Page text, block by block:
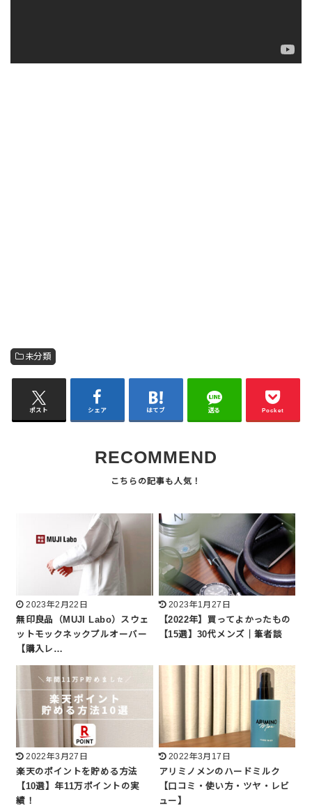
未分類
ポスト シェア はてブ 送る Pocket
RECOMMEND
2023年2月22日
無印良品（MUJI Labo）スウェ
ットモックネックプルオーバー
【購入レ…
2023年1月27日
【2022年】買ってよかったもの
【15選】30代メンズ｜筆者談
2022年3月27日
楽天のポイントを貯める方法
【10選】年11万ポイントの実
績！
2022年3月17日
アリミノメンのハードミルク
【口コミ・使い方・ツヤ・レビ
ュー】